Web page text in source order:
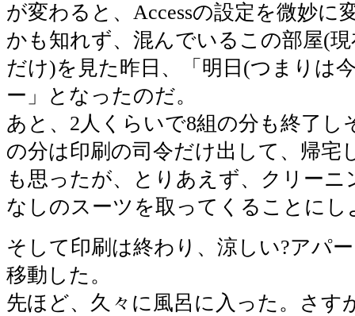
が変わると、Accessの設定を微妙に
かも知れず、混んでいるこの部屋(
だけ)を見た昨日、「明日(つまりは
ー」となったのだ。
あと、2人くらいで8組の分も終了し
の分は印刷の司令だけ出して、帰宅
も思ったが、とりあえず、クリーニ
なしのスーツを取ってくることにし
そして印刷は終わり、涼しい?アパ
移動した。
先ほど、久々に風呂に入った。さす